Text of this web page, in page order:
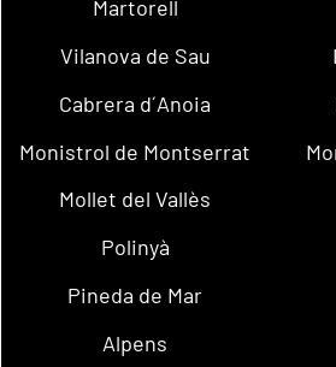
Martorell
Vilanova de Sau
Cabrera d´Anoia
Monistrol de Montserrat
Mollet del Vallès
Polinyà
Pineda de Mar
Alpens